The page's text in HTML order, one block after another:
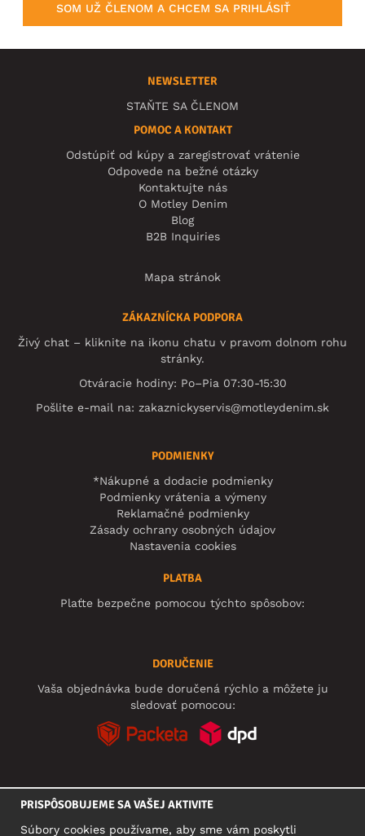
SOM UŽ ČLENOM A CHCEM SA PRIHLÁSIŤ
NEWSLETTER
STAŇTE SA ČLENOM
POMOC A KONTAKT
Odstúpiť od kúpy a zaregistrovať vrátenie
Odpovede na bežné otázky
Kontaktujte nás
O Motley Denim
Blog
B2B Inquiries
Mapa stránok
ZÁKAZNÍCKA PODPORA
Živý chat – kliknite na ikonu chatu v pravom dolnom rohu
stránky.
Otváracie hodiny: Po–Pia 07:30-15:30
Pošlite e-mail na: zakaznickyservis@motleydenim.sk
PODMIENKY
*Nákupné a dodacie podmienky
Podmienky vrátenia a výmeny
Reklamačné podmienky
Zásady ochrany osobných údajov
Nastavenia cookies
PLATBA
Plaťte bezpečne pomocou týchto spôsobov:
DORUČENIE
Vaša objednávka bude doručená rýchlo a môžete ju
sledovať pomocou:
SOCIÁLNE SIETE
PRISPÔSOBUJEME SA VAŠEJ AKTIVITE
Súbory cookies používame, aby sme vám poskytli